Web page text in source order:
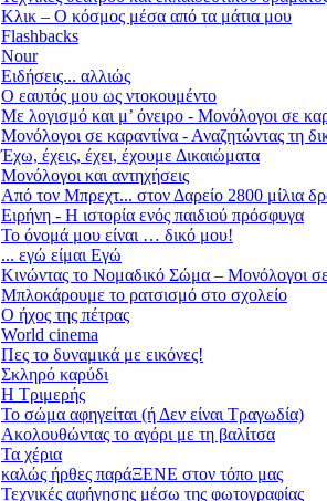
Κλικ – Ο κόσμος μέσα από τα μάτια μου
Flashbacks
Nour
Ειδήσεις... αλλιώς
Ο εαυτός μου ως ντοκουμέντο
Με λογισμό και μ’ όνειρο - Μονόλογοι σε
Μονόλογοι σε καραντίνα - Αναζητώντας τη
Έχω, έχεις, έχει, έχουμε Δικαιώματα
Μονόλογοι και αντηχήσεις
Από τον Μπρεχτ... στον Δαρείο 2800 μίλια
Ειρήνη - Η ιστορία ενός παιδιού πρόσφυγα
Το όνομά μου είναι … δικό μου!
... εγώ είμαι Εγώ
Κινώντας το Νομαδικό Σώμα – Μονόλογοι σε
Μπλοκάρουμε το ρατσισμό στο σχολείο
Ο ήχος της πέτρας
World cinema
Πες το δυναμικά με εικόνες!
Σκληρό καρύδι
Η Τριμερής
Το σώμα αφηγείται (ή Δεν είναι Τραγωδία)
Ακολουθώντας το αγόρι με τη βαλίτσα
Τα χέρια
καλώς ήρθες παράΞΕΝΕ στον τόπο μας
Τεχνικές αφήγησης μέσω της φωτογραφίας